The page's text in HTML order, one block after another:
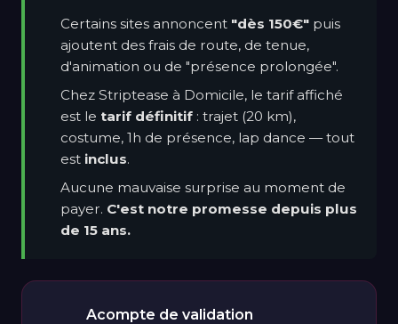
Certains sites annoncent "dès 150€" puis
ajoutent des frais de route, de tenue,
d'animation ou de "présence prolongée".
Chez Striptease à Domicile, le tarif affiché
est le tarif définitif : trajet (20 km),
costume, 1h de présence, lap dance — tout
est inclus.
Aucune mauvaise surprise au moment de
payer. C'est notre promesse depuis plus
de 15 ans.
Acompte de validation